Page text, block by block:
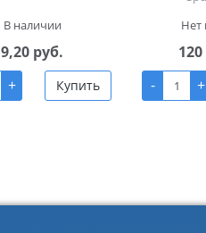
В наличии
9,20 руб.
+ Купить
Нет
-
+